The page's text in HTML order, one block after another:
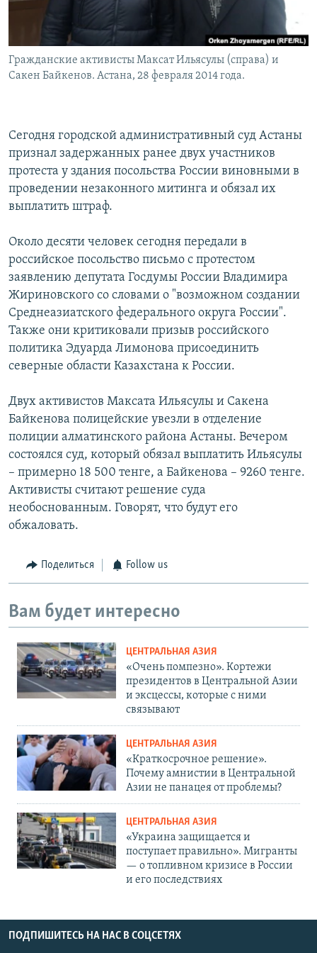
Гражданские активисты Максат Ильясулы (справа) и
Сакен Байкенов. Астана, 28 февраля 2014 года.
Сегодня городской административный суд Астаны
признал задержанных ранее двух участников
протеста у здания посольства России виновными в
проведении незаконного митинга и обязал их
выплатить штраф.
Около десяти человек сегодня передали в
российское посольство письмо с протестом
заявлению депутата Госдумы России Владимира
Жириновского со словами о "возможном создании
Среднеазиатского федерального округа России".
Также они критиковали призыв российского
политика Эдуарда Лимонова присоединить
северные области Казахстана к России.
Двух активистов Максата Ильясулы и Сакена
Байкенова полицейские увезли в отделение
полиции алматинского района Астаны. Вечером
состоялся суд, который обязал выплатить Ильясулы
– примерно 18 500 тенге, а Байкенова – 9260 тенге.
Активисты считают решение суда
необоснованным. Говорят, что будут его
обжаловать.
Поделиться Follow us
Вам будет интересно
ЦЕНТРАЛЬНАЯ АЗИЯ
«Очень помпезно». Кортежи
президентов в Центральной Азии
и эксцессы, которые с ними
связывают
ЦЕНТРАЛЬНАЯ АЗИЯ
«Краткосрочное решение».
Почему амнистии в Центральной
Азии не панацея от проблемы?
ЦЕНТРАЛЬНАЯ АЗИЯ
«Украина защищается и
поступает правильно». Мигранты
— о топливном кризисе в России
и его последствиях
ПОДПИШИТЕСЬ НА НАС В СОЦСЕТЯХ